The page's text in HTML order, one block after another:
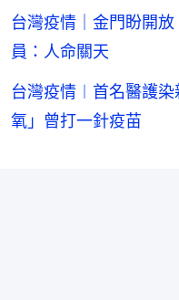
台灣疫情｜金門盼開
員：人命關天
台灣疫情︱首名醫護
氧」曾打一針疫苗